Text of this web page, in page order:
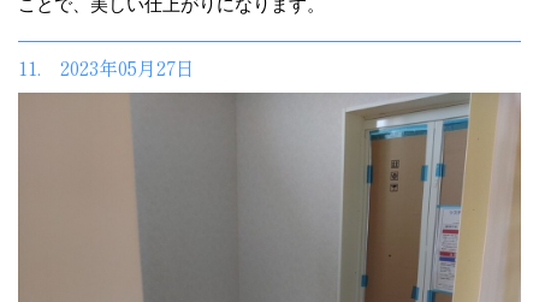
ことで、美しい仕上がりになります。
11. 2023年05月27日